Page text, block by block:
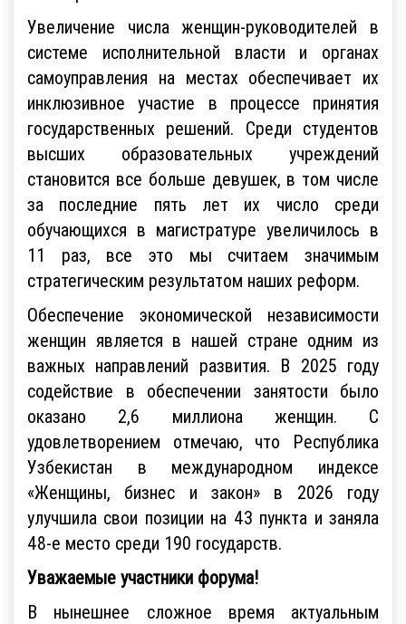
Увеличение числа женщин-руководителей в
системе исполнительной власти и органах
самоуправления на местах обеспечивает их
инклюзивное участие в процессе принятия
государственных решений. Среди студентов
высших образовательных учреждений
становится все больше девушек, в том числе
за последние пять лет их число среди
обучающихся в магистратуре увеличилось в
11 раз, все это мы считаем значимым
стратегическим результатом наших реформ.
Обеспечение экономической независимости
женщин является в нашей стране одним из
важных направлений развития. В 2025 году
содействие в обеспечении занятости было
оказано 2,6 миллиона женщин. С
удовлетворением отмечаю, что Республика
Узбекистан в международном индексе
«Женщины, бизнес и закон» в 2026 году
улучшила свои позиции на 43 пункта и заняла
48-е место среди 190 государств.
Уважаемые участники форума!
В нынешнее сложное время актуальным